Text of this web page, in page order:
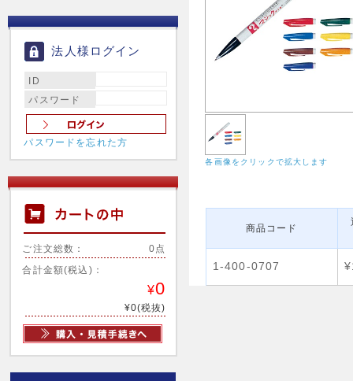
法人様ログイン
ID
パスワード
パスワードを忘れた方
ご注文総数： 0点
合計金額(税込)：
¥0
¥0(税抜)
各画像をクリックで拡大します
商品コード
1-400-0707